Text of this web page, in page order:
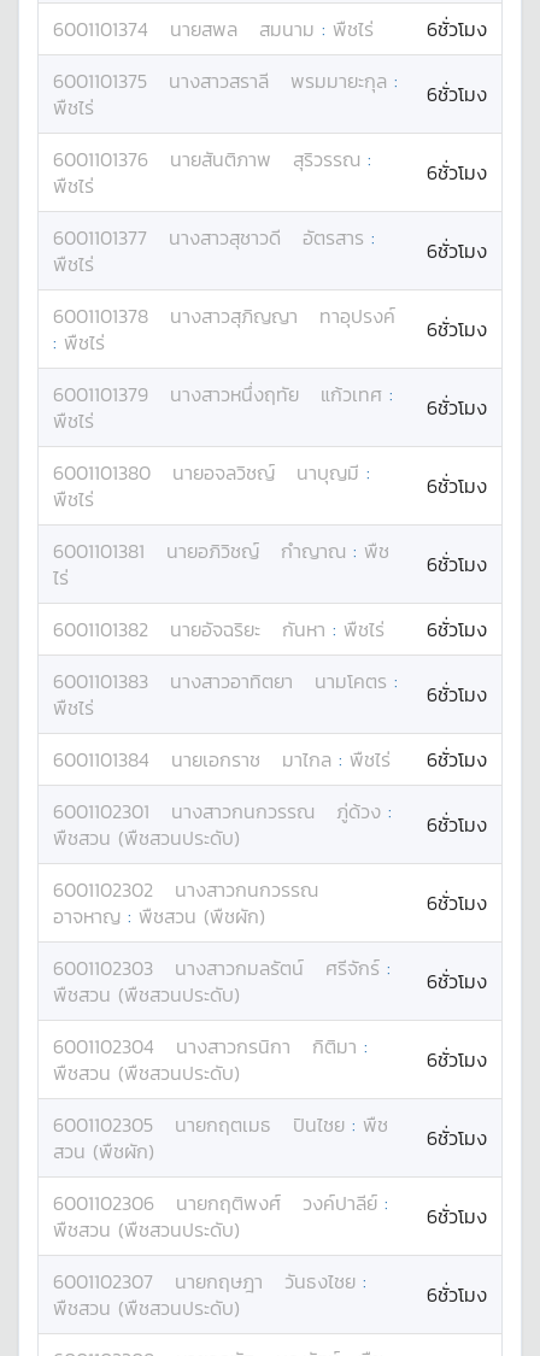
6001101374
นายสพล สมนาม : พืชไร่
6ชั่วโมง
6001101375
นางสาวสราลี พรมมายะกุล :
พืชไร่
6ชั่วโมง
6001101376 นายสันติภาพ สุริวรรณ :
พืชไร่
6ชั่วโมง
6001101377 นางสาวสุชาวดี อัตรสาร :
พืชไร่
6ชั่วโมง
6001101378 นางสาวสุภิญญา
ทาอุปรงค์
: พืชไร่ 6ชั่วโมง
6001101379 นางสาวหนึ่งฤทัย แก้วเทศ :
พืชไร่
6ชั่วโมง
6001101380 นายอจลวิชญ์ นาบุญมี :
พืชไร่
6ชั่วโมง
6001101381 นายอภิวิชญ์ กำญาณ : พืช
ไร่
6ชั่วโมง
6001101382 นายอัจฉริยะ กันหา : พืชไร่
6ชั่วโมง
6001101383
นางสาวอาทิตยา นามโคตร :
พืชไร่
6ชั่วโมง
6001101384 นายเอกราช มาไกล : พืชไร่
6ชั่วโมง
6001102301
นางสาวกนกวรรณ ภู่ด้วง :
พืชสวน (พืชสวนประดับ)
6ชั่วโมง
6001102302 นางสาวกนกวรรณ
อาจหาญ : พืชสวน (พืชผัก) 6ชั่วโมง
6001102303 นางสาวกมลรัตน์ ศรีจักร์ :
พืชสวน (พืชสวนประดับ)
6ชั่วโมง
6001102304 นางสาวกรนิกา กิติมา :
พืชสวน (พืชสวนประดับ)
6ชั่วโมง
6001102305 นายกฤตเมธ ปินไชย : พืช
สวน (พืชผัก)
6ชั่วโมง
6001102306 นายกฤติพงศ์ วงค์ปาลีย์ :
พืชสวน (พืชสวนประดับ)
6ชั่วโมง
6001102307 นายกฤษฎา วันธงไชย :
พืชสวน (พืชสวนประดับ)
6ชั่วโมง